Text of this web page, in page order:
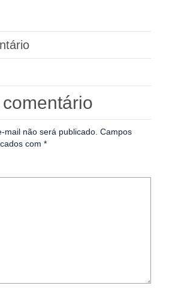
mail não será publicado. Campos
com *